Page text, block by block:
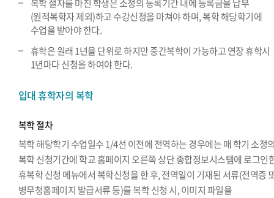
복학 절차를 마친 학생은 소정의 등록기간 내에 등록금을 납부
(원적복학자 제외)하고 수강신청을 마쳐야 하며, 복학 해당학기에
수업을 받아야 한다.
휴학은 원래 1년을 단위로 하지만 중간복학이 가능하고 연장 휴학시
1년마다 신청을 하여야 한다.
입대 휴학자의 복학
복학 절차
복학 해당학기 수업일수 1/4선 이전에 전역하는 경우에는 매 학기 소정
복학 신청기간에 학교 홈페이지 오른쪽 상단 종합정보시스템에 로그인
휴복학 신청 메뉴에서 복학신청을 한 후, 전역일이 기재된 서류(전역증
병무청홈페이지 발급서류 등)를 복학 신청 시, 이미지 파일을